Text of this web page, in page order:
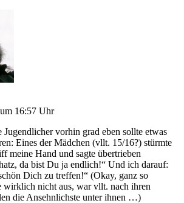
16:57 Uhr
Jugendlicher vorhin grad eben sollte etwas
Eines der Mädchen (vllt. 15/16?) stürmte
meine Hand und sagte übertrieben
da bist Du ja endlich!“ Und ich darauf:
Dich zu treffen!“ (Okay, ganz so
wirklich nicht aus, war vllt. nach ihren
die Ansehnlichste unter ihnen …)